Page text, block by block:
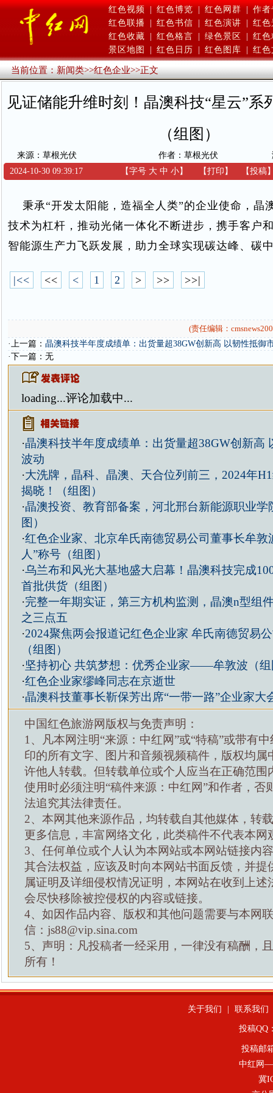
红色视频 | 红色博览 | 红色网群 | 作者
红色联播
红色书信 红色演讲
红色
红色收藏
红色格言 绿色景区
红色
景区地图
红色日历 红色图库 红色
当前位置：新闻类>>红色企业>>正文
见证储能升维时刻！晶澳科技“星云”系
（组图）
来源：草根光伏 作者：草根光伏
2024-10-30 09:39:17
【字号 大 中 小】 【打印 】 【投稿
秉承“开发太阳能，造福全人类”的企业使命，晶
技术为杠杆，推动光储一体化不断进步，携手客户
智能源生产力飞跃发展，助力全球实现碳达峰、碳
|<< << < 1 2 > >> >>|
(责任编辑：
·上一篇： 晶澳科技半年度成绩单：出货量超38GW创新高 以韧性抵御
·下一篇：无
loading...评论加载中...
·晶澳科技半年度成绩单：出货量超38GW创新高
波动
·大洗牌，晶科、晶澳、天合位列前三，2024年
揭晓！（组图）
·晶澳投资、教育部备案，河北邢台新能源职业学
图）
·红色企业家、北京牟氏南德贸易公司董事长牟敦
人”称号（组图）
·乌兰布和风光大基地盛大启幕！晶澳科技完成
首批供货（组图）
·完整一年期实证，第三方机构监测，晶澳n型组
之三点五
·2024聚焦两会报道记红色企业家 牟氏南德贸易
（组图）
·坚持初心 共筑梦想：优秀企业家——牟敦波（组
·红色企业家缪峰同志在京逝世
·晶澳科技董事长靳保芳出席“一带一路”企业家大
中国红色旅游网版权与免责声明：
1、凡本网注明“来源：中红网”或“特稿”或带有
印的所有文字、图片和音频视频稿件，版权均属
许他人转载。但转载单位或个人应当在正确范围
使用时必须注明“稿件来源：中红网”和作者，否
法追究其法律责任。
2、本网其他来源作品，均转载自其他媒体，转
更多信息，丰富网络文化，此类稿件不代表本网
3、任何单位或个人认为本网站或本网站链接内
其合法权益，应该及时向本网站书面反馈，并提
属证明及详细侵权情况证明，本网站在收到上述
会尽快移除被控侵权的内容或链接。
4、如因作品内容、版权和其他问题需要与本网
信：js88@vip.sina.com
5、声明：凡投稿者一经采用，一律没有稿酬，
所有！
关于我们 联系我们
投稿QQ
投稿邮
中红网—
冀